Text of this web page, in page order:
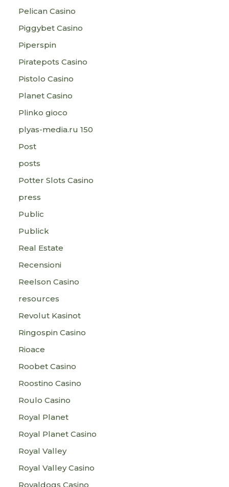
Pelican Casino
Piggybet Casino
Piperspin
Piratepots Casino
Pistolo Casino
Planet Casino
Plinko gioco
plyas-media.ru 150
Post
posts
Potter Slots Casino
press
Public
Publick
Real Estate
Recensioni
Reelson Casino
resources
Revolut Kasinot
Ringospin Casino
Rioace
Roobet Casino
Roostino Casino
Roulo Casino
Royal Planet
Royal Planet Casino
Royal Valley
Royal Valley Casino
Royaldogs Casino